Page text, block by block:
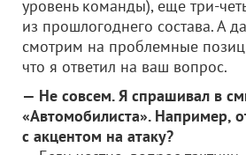
уровень команды), еще три-
из прошлогоднего состава. А
смотрим на проблемные
что я ответил на ваш вопрос.
— Не совсем. Я спрашивал в
«Автомобилиста». Например,
с акцентом на атаку?